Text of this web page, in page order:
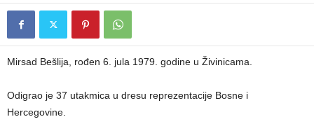
Mirsad Bešlija, rođen 6. jula 1979. godine u Živinicama.
Odigrao je 37 utakmica u dresu reprezentacije Bosne i
Hercegovine.